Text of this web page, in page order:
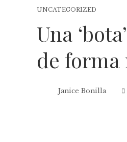
UNCATEGORIZED
Una
de forma
Janice Bonilla